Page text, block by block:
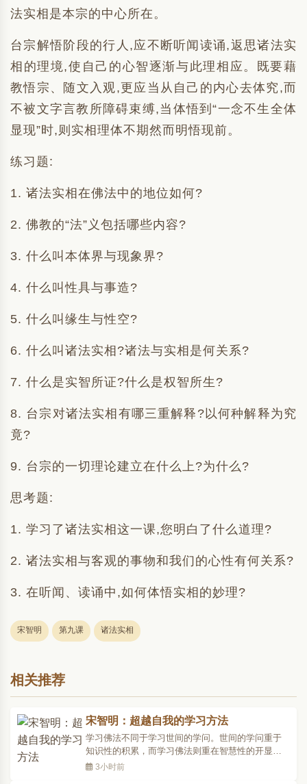
法实相是本宗的中心所在。
台宗解悟阶段的行人,应不断听闻读诵,返思诸法实
相的理境,使自己的心智逐渐与此理相应。既要藉
教悟宗、随文入观,更应当从自己的内心去体究,而
不被文字言教所障碍束缚,当体悟到“一念不生全体
显现”时,则实相理体不期然而明悟现前。
练习题:
1. 诸法实相在佛法中的地位如何?
2. 佛教的“法”义包括哪些内容?
3. 什么叫本体界与现象界?
4. 什么叫性具与事造?
5. 什么叫缘生与性空?
6. 什么叫诸法实相?诸法与实相是何关系?
7. 什么是实智所证?什么是权智所生?
8. 台宗对诸法实相有哪三重解释?以何种解释为究
竟?
9. 台宗的一切理论建立在什么上?为什么?
思考题:
1. 学习了诸法实相这一课,您明白了什么道理?
2. 诸法实相与客观的事物和我们的心性有何关系?
3. 在听闻、读诵中,如何体悟实相的妙理?
宋智明 第九课 诸法实相
相关推荐
宋智明：超越自我的学习方法
学习佛法不同于学习世间的学问。世间的学问重于
知识性的积累，而学习佛法则重在智慧性的开显。
所以学习佛法就是不断改造自我，超越自我的一大
3小时前